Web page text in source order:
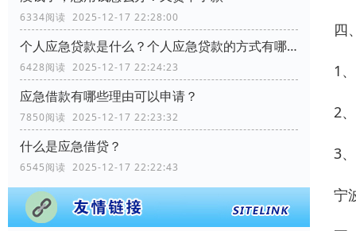
6334阅读 2025-12-17 22:28:00
个人应急贷款是什么？个人应急贷款的方式有哪些？
6428阅读 2025-12-17 22:24:23
应急借款有哪些理由可以申请？
7850阅读 2025-12-17 22:23:32
什么是应急借贷？
6545阅读 2025-12-17 22:22:43
四
1
2
3
宁